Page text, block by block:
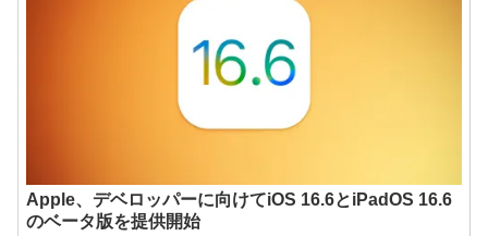
Apple、デベロッパーに向けてiOS 16.6とiPadOS 16.6
のベータ版を提供開始